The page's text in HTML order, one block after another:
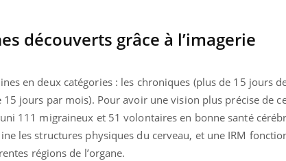
découverts grâce à l’imagerie
en deux catégories : les chroniques (plus de 15 jours
jours par mois). Pour avoir une vision plus précise de
111 migraineux et 51 volontaires en bonne santé
les structures physiques du cerveau, et une IRM
régions de l’organe.